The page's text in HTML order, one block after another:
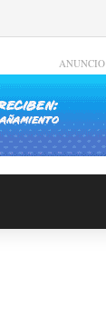
ANUNCIO